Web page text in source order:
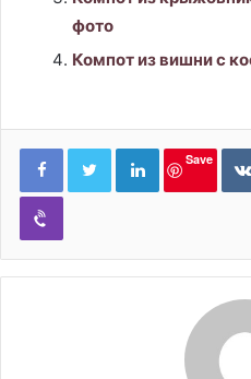
фото
Компот из вишни с
LinkedIn
Save
Viber